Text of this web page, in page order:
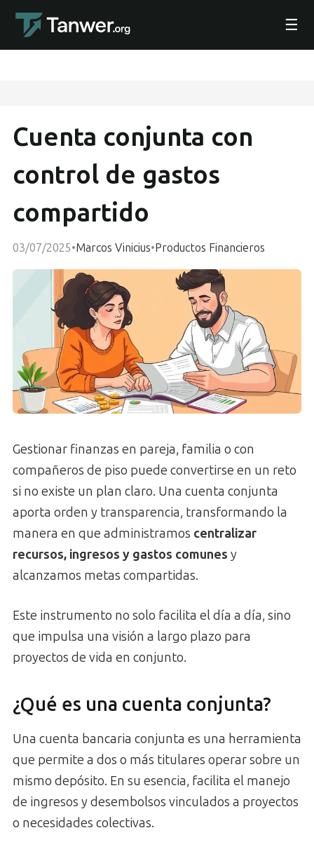
☰
Cuenta conjunta con
control de gastos
compartido
03/07/2025•Marcos Vinicius•Productos Financieros
Gestionar finanzas en pareja, familia o con
compañeros de piso puede convertirse en un reto
si no existe un plan claro. Una cuenta conjunta
aporta orden y transparencia, transformando la
manera en que administramos centralizar
recursos, ingresos y gastos comunes y
alcanzamos metas compartidas.
Este instrumento no solo facilita el día a día, sino
que impulsa una visión a largo plazo para
proyectos de vida en conjunto.
¿Qué es una cuenta conjunta?
Una cuenta bancaria conjunta es una herramienta
que permite a dos o más titulares operar sobre un
mismo depósito. En su esencia, facilita el manejo
de ingresos y desembolsos vinculados a proyectos
o necesidades colectivas.